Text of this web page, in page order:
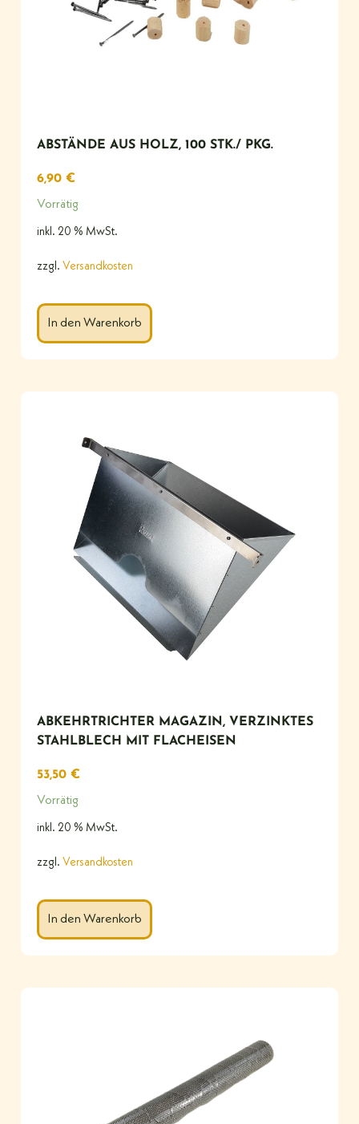
ABSTÄNDE AUS HOLZ, 100 STK./ PKG.
6,90 €
Vorrätig
inkl. 20 % MwSt.
zzgl. Versandkosten
In den Warenkorb
ABKEHRTRICHTER MAGAZIN, VERZINKTES
STAHLBLECH MIT FLACHEISEN
53,50 €
Vorrätig
inkl. 20 % MwSt.
zzgl. Versandkosten
In den Warenkorb